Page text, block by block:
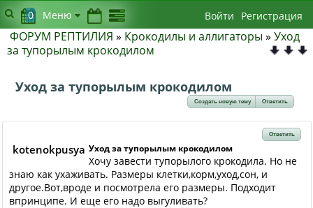
ФОРУМ РЕПТИЛИЯ » Крокодилы и аллигаторы » Уход
за тупорылым крокодилом
Уход за тупорылым крокодилом
Создать новую тему Ответить
Ответить
kotenokpusya Уход за тупорылым крокодилом
Хочу завести тупорылого крокодила. Но не
знаю как ухаживать. Размеры клетки,корм,уход,сон, и
другое.Вот,вроде и посмотрела его размеры. Подходит
впринципе. И еще его надо выгуливать?
0 Меню Войти Регистрация